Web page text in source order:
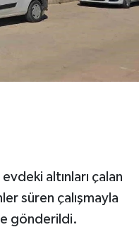
altınları çalan
süren çalışmayla
gönderildi.